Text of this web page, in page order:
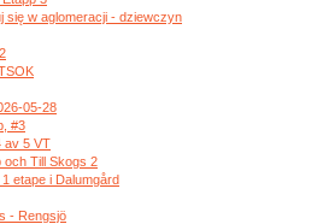
się w aglomeracji - dziewczyn
05-28
#3
av 5 VT
och Till Skogs 2
etape i Dalumgård
- Rengsjö